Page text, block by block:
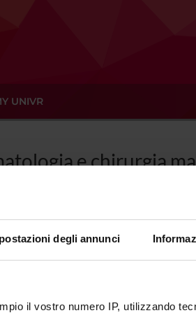
degli annunci
il vostro numero IP, utilizzando
UNIVR
e chirurgia
Clinica ORL,